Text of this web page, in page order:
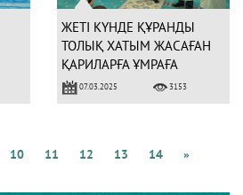
ЖЕТІ КҮНДЕ ҚҰРАНДЫ
ТОЛЫҚ ХАТЫМ ЖАСАҒАН
ҚАРИЛАРҒА ҰМРАҒА
ЖОЛДАМА БЕРІЛДІ
07.03.2025 3153
10 11 12 13 14 »